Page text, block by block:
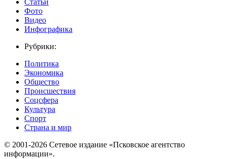
Статьи
Фото
Видео
Инфографика
Рубрики:
Политика
Экономика
Общество
Происшествия
Соцсфера
Культура
Спорт
Страна и мир
© 2001-2026 Сетевое издание «Псковское агентство
информации».